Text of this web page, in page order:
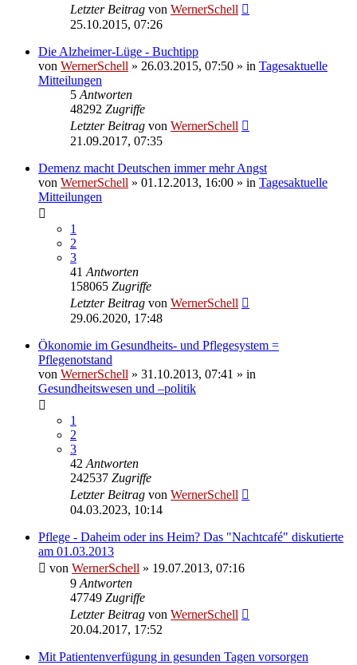
Letzter Beitrag von WernerSchell
25.10.2015, 07:26
Die Alzheimer-Lüge - Buchtipp
von WernerSchell » 26.03.2015, 07:50 » in Tagesaktuelle
Mitteilungen
5 Antworten
48292 Zugriffe
Letzter Beitrag von WernerSchell
21.09.2017, 07:35
Demenz macht Deutschen immer mehr Angst
von WernerSchell » 01.12.2013, 16:00 » in Tagesaktuelle
Mitteilungen
1
2
3
41 Antworten
158065 Zugriffe
Letzter Beitrag von WernerSchell
29.06.2020, 17:48
Ökonomie im Gesundheits- und Pflegesystem =
Pflegenotstand
von WernerSchell » 31.10.2013, 07:41 » in
Gesundheitswesen und –politik
1
2
3
42 Antworten
242537 Zugriffe
Letzter Beitrag von WernerSchell
04.03.2023, 10:14
Pflege - Daheim oder ins Heim? Das "Nachtcafé" diskutierte
am 01.03.2013
von WernerSchell » 19.07.2013, 07:16
9 Antworten
47749 Zugriffe
Letzter Beitrag von WernerSchell
20.04.2017, 17:52
Mit Patientenverfügung in gesunden Tagen vorsorgen